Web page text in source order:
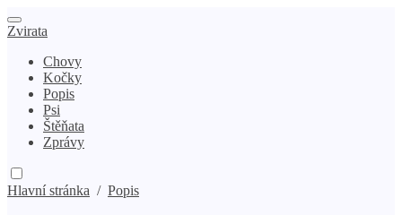
Zvirata
Chovy
Kočky
Popis
Psi
Štěňata
Zprávy
Hlavní stránka / Popis